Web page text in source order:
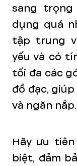
sang
dụng quá
tập trung
yếu và có
tối đa các
đồ đạc,
và ngăn nắp.
Hãy ưu
biệt, đảm